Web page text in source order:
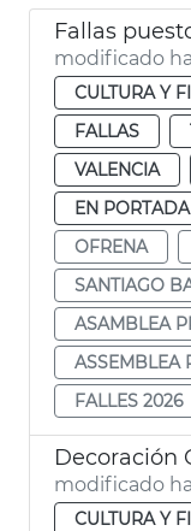
modificado
CULTURA Y
FALLAS
VALENCIA
EN
OFRENA
SANTIAGO
ASAMBLEA
ASSEMBLEA
FALLES 2026
Decoración
modificado
CULTURA Y